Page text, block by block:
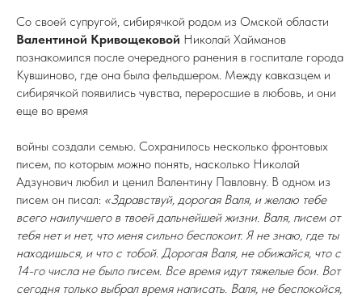
Со своей супругой, сибирячкой родом из Омской области
Валентиной Кривощековой Николай Хайманов
познакомился после очередного ранения в госпитале города
Кувшиново, где она была фельдшером. Между кавказцем и
сибирячкой появились чувства, переросшие в любовь, и они
еще во время
войны создали семью. Сохранилось несколько фронтовых
писем, по которым можно понять, насколько Николай
Адзунович любил и ценил Валентину Павловну. В одном из
писем он писал: «Здравствуй, дорогая Валя, и желаю тебе
всего наилучшего в твоей дальнейшей жизни. Валя, писем от
тебя нет и нет, что меня сильно беспокоит. Я не знаю, где ты
находишься, и что с тобой. Дорогая Валя, не обижайся, что с
14-го числа не было писем. Все время идут тяжелые бои. Вот
сегодня только выбрал время написать. Валя, не беспокойся,